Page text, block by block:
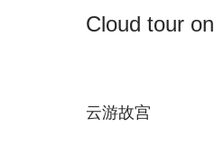
Cloud tour
云游故宫